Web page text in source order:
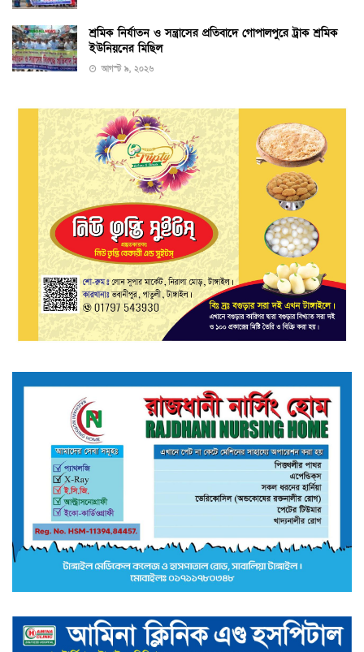
শ্রমিক নির্যাতন ও সন্ত্রাসের প্রতিবাদে গোপালপুরে ট্রাক শ্রমিক
ইউনিয়নের মিছিল
আগস্ট ৯, ২০২৬